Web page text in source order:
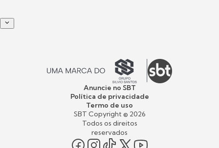
Anuncie no SBT
Política de privacidade
Termo de uso
SBT Copyright © 2026
Todos os direitos
reservados